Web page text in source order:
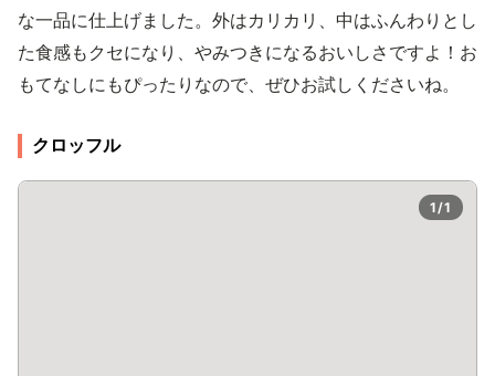
な一品に仕上げました。外はカリカリ、中はふんわりとし
た食感もクセになり、やみつきになるおいしさですよ！お
もてなしにもぴったりなので、ぜひお試しくださいね。
クロッフル
1/1